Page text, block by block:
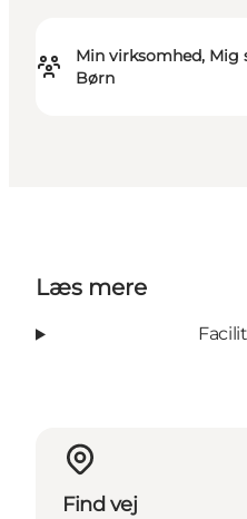
Min virksomhed, Mig
Børn
Læs mere
Find vej